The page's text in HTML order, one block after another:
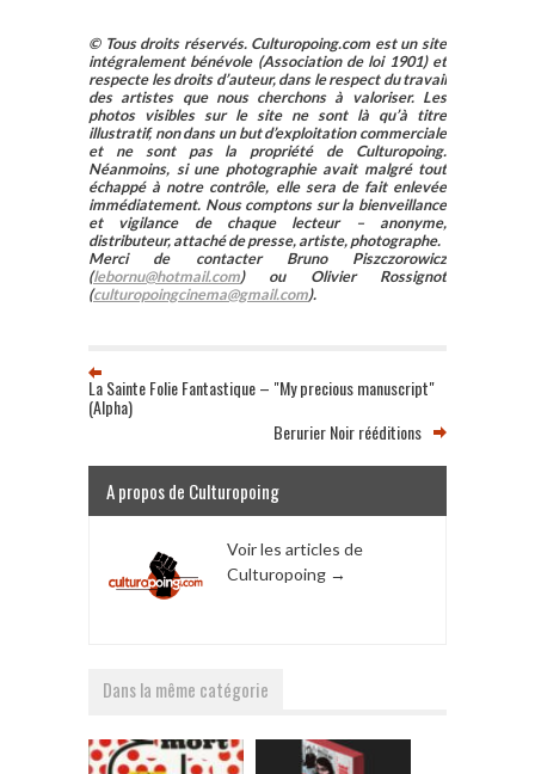
© Tous droits réservés. Culturopoing.com est un site
intégralement bénévole (Association de loi 1901) et
respecte les droits d’auteur, dans le respect du travail
des artistes que nous cherchons à valoriser. Les
photos visibles sur le site ne sont là qu’à titre
illustratif, non dans un but d’exploitation commerciale
et ne sont pas la propriété de Culturopoing.
Néanmoins, si une photographie avait malgré tout
échappé à notre contrôle, elle sera de fait enlevée
immédiatement. Nous comptons sur la bienveillance
et vigilance de chaque lecteur – anonyme,
distributeur, attaché de presse, artiste, photographe.
Merci de contacter Bruno Piszczorowicz
(lebornu@hotmail.com) ou Olivier Rossignot
(culturopoingcinema@gmail.com).
La Sainte Folie Fantastique – "My precious manuscript"
(Alpha)
Berurier Noir rééditions
A propos de Culturopoing
Voir les articles de
Culturopoing →
Dans la même catégorie